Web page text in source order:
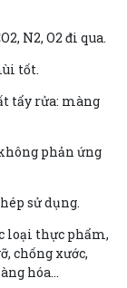
N2, O2 đi qua.
tốt.
tẩy rửa: màng
phản ứng
sử dụng.
loại thực phẩm,
chống xước,
hóa…